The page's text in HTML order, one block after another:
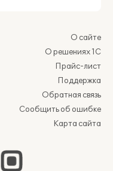
О сайте
О решениях 1С
Прайс-лист
Поддержка
Обратная связь
Сообщить об ошибке
Карта сайта